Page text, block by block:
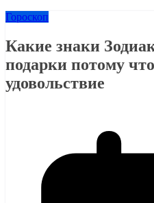
Гороскоп
Какие знаки
подарки потому
удовольствие